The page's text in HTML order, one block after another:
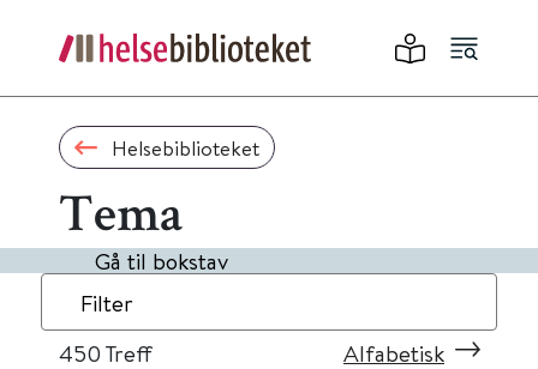
Helsebiblioteket
Tema
Gå til bokstav
Filter
450 Treff Alfabetisk